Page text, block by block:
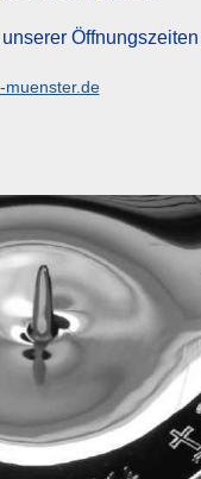
Öffnungszeiten
muenster.de